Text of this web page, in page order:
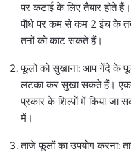
पर कटाई के लिए तैयार होते
पौधे पर कम से कम 2 इंच के
तनों को काट सकते हैं।
फूलों को सुखाना: आप गेंदे के
लटका कर सुखा सकते हैं। एक
प्रकार के शिल्पों में किया जा
में।
ताजे फूलों का उपयोग करना: